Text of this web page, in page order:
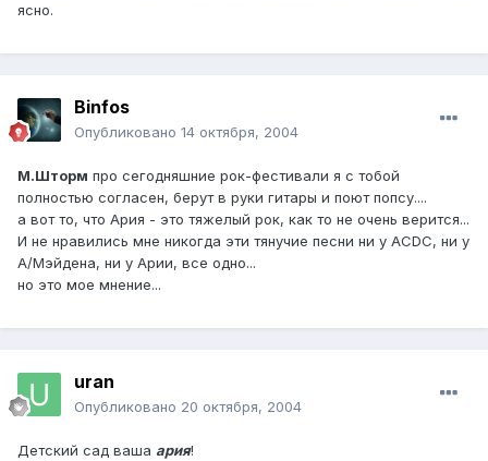
ясно.
Binfos
Опубликовано 14 октября, 2004
М.Шторм про сегодняшние рок-фестивали я с тобой
полностью согласен, берут в руки гитары и поют попсу....
а вот то, что Ария - это тяжелый рок, как то не очень верится...
И не нравились мне никогда эти тянучие песни ни у ACDC, ни у
А/Мэйдена, ни у Арии, все одно...
но это мое мнение...
uran
Опубликовано 20 октября, 2004
Детский сад ваша ария!